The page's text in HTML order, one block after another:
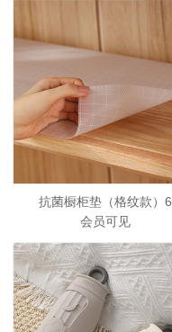
抗菌橱柜垫（格纹款）6
会员可见